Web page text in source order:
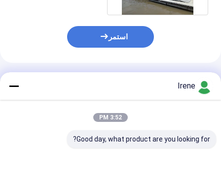
استمر
المنتجات الموصى بها
Irene
3:52 PM
Good day, what product are you looking for?